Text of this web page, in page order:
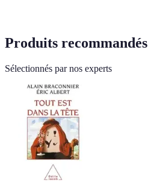
Produits recommandés
Sélectionnés par nos experts